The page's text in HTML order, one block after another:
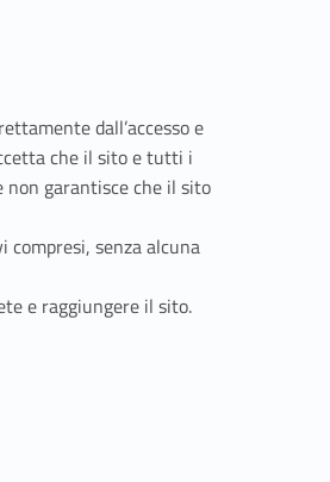
dall’accesso e
che il sito e tutti i
non garantisce che il sito
senza alcuna
e raggiungere il sito.